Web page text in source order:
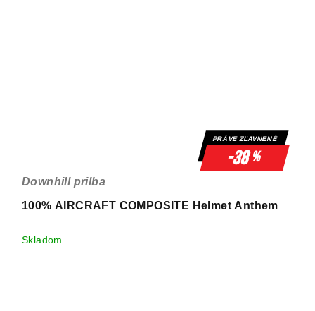
PRÁVE ZĽAVNENÉ
-38%
100% AIRCRAFT COMPOSITE Helmet Anthem
Downhill prilba
Skladom